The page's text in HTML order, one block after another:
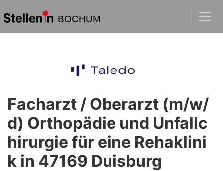
BOCHUM
Facharzt / Oberarzt (m/w/
d) Orthopädie und Unfallc
hirurgie für eine Rehaklini
k in 47169 Duisburg